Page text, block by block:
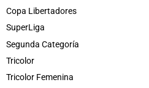
Copa Libertadores
SuperLiga
Segunda Categoría
Tricolor
Tricolor Femenina